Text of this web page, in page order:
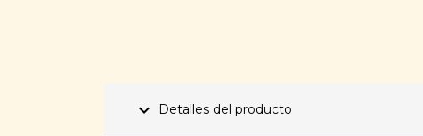
expand_more Detalles del producto